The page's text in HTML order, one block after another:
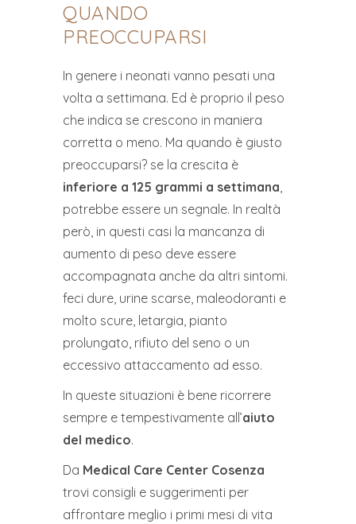
QUANDO
PREOCCUPARSI
In genere i neonati vanno pesati una
volta a settimana. Ed è proprio il peso
che indica se crescono in maniera
corretta o meno. Ma quando è giusto
preoccuparsi? se la crescita è
inferiore a 125 grammi a settimana,
potrebbe essere un segnale. In realtà
però, in questi casi la mancanza di
aumento di peso deve essere
accompagnata anche da altri sintomi.
feci dure, urine scarse, maleodoranti e
molto scure, letargia, pianto
prolungato, rifiuto del seno o un
eccessivo attaccamento ad esso.
In queste situazioni è bene ricorrere
sempre e tempestivamente all’aiuto
del medico.
Da Medical Care Center Cosenza
trovi consigli e suggerimenti per
affrontare meglio i primi mesi di vita